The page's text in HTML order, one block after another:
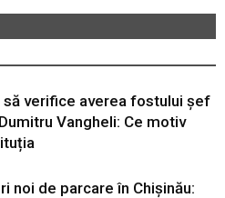
să verifice averea fostului șef
Vangheli: Ce motiv
noi de parcare în Chișinău: